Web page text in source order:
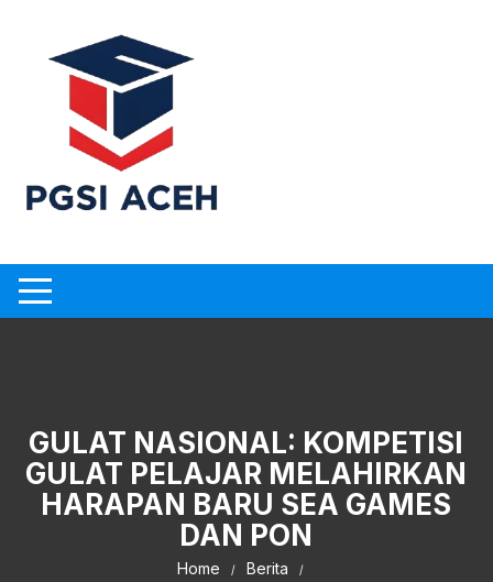
content
GULAT NASIONAL: KOMPETISI
GULAT PELAJAR MELAHIRKAN
HARAPAN BARU SEA GAMES
DAN PON
Home
Berita